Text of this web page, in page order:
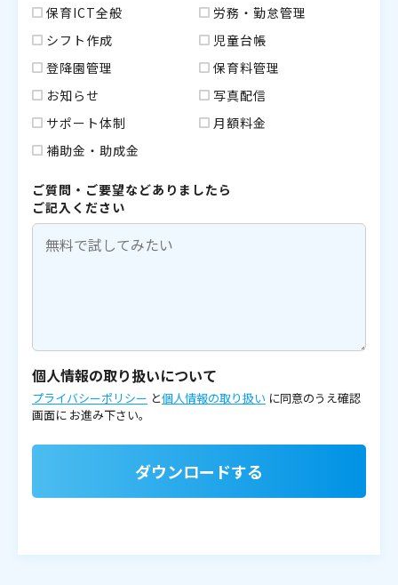
保育ICT全般
労務・勤怠管理
シフト作成
児童台帳
登降園管理
保育料管理
お知らせ
写真配信
サポート体制
月額料金
補助金・助成金
ご質問・ご要望などありましたら
ご記入ください
個人情報の取り扱いについて
プライバシーポリシー と個人情報の取り扱い に同意のうえ確認
画面に お進み下さい。
ダウンロードする